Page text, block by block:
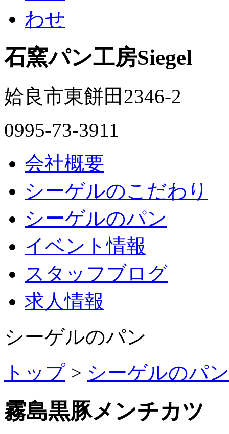
石窯パン工房Siegel
姶良市東餅田2346-2
0995-73-3911
会社概要
シーゲルのこだわり
シーゲルのパン
イベント情報
スタッフブログ
求人情報
シーゲルのパン
トップ > シーゲルのパン
霧島黒豚メンチカツ